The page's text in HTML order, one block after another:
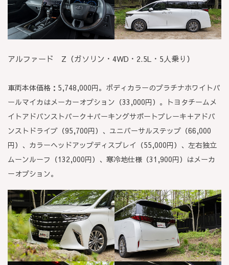
アルファード Z（ガソリン・4WD・2.5L・5人乗り）
車両本体価格：5,748,000円。ボディカラーのプラチナホワイトパ
ールマイカはメーカーオプション（33,000円）。トヨタチームメ
イトアドバンストパーク＋パーキングサポートブレーキ＋アドバ
ンストドライブ（95,700円）、ユニバーサルステップ（66,000
円）、カラーヘッドアップディスプレイ（55,000円）、左右独立
ムーンルーフ（132,000円）、寒冷地仕様（31,900円）はメーカ
ーオプション。